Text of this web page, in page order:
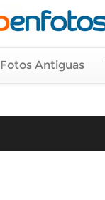
Fotos Antiguas